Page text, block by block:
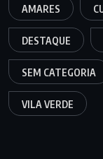
AMARES
DESTAQUE
SEM CATEGORIA
VILA VERDE